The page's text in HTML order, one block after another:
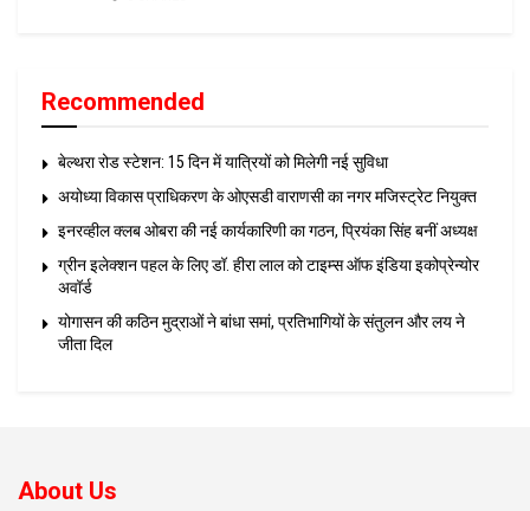
Recommended
बेल्थरा रोड स्टेशन: 15 दिन में यात्रियों को मिलेगी नई सुविधा
अयोध्या विकास प्राधिकरण के ओएसडी वाराणसी का नगर मजिस्ट्रेट नियुक्त
इनरव्हील क्लब ओबरा की नई कार्यकारिणी का गठन, प्रियंका सिंह बनीं अध्यक्ष
ग्रीन इलेक्शन पहल के लिए डॉ. हीरा लाल को टाइम्स ऑफ इंडिया इकोप्रेन्योर
अवॉर्ड
योगासन की कठिन मुद्राओं ने बांधा समां, प्रतिभागियों के संतुलन और लय ने
जीता दिल
About Us